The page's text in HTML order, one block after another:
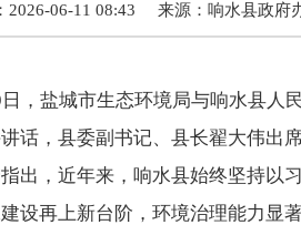
2026-06-11 08:43 来源： 响水县政府
，盐城市生态环境局与响水县人
话，县委副书记、县长翟大伟出
出，近年来，响水县始终坚持以
设再上新台阶，环境治理能力显